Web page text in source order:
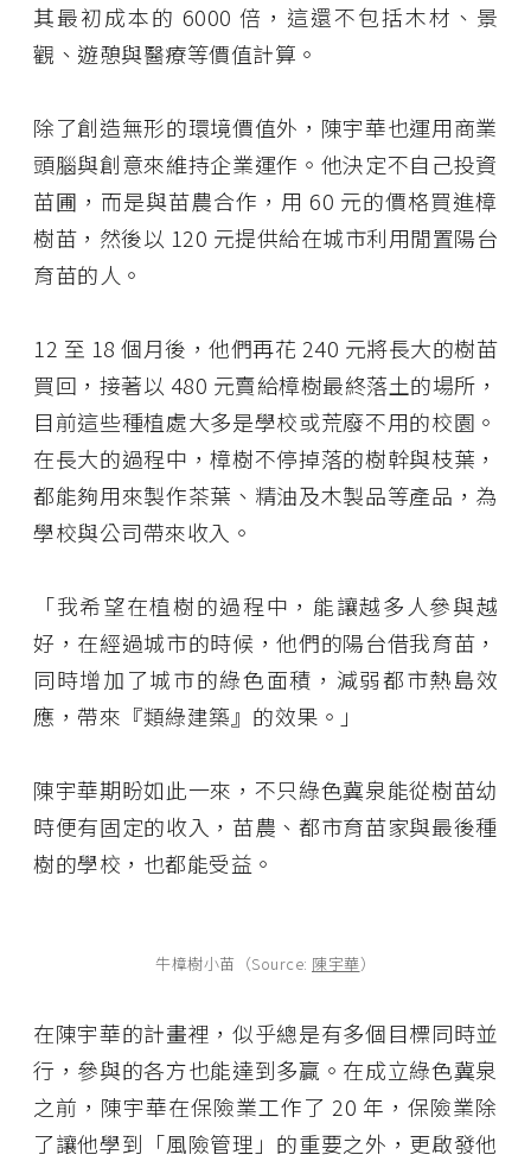
其最初成本的 6000 倍，這還不包括木材、景
觀、遊憩與醫療等價值計算。
除了創造無形的環境價值外，陳宇華也運用商業
頭腦與創意來維持企業運作。他決定不自己投資
苗圃，而是與苗農合作，用 60 元的價格買進樟
樹苗，然後以 120 元提供給在城市利用閒置陽台
育苗的人。
12 至 18 個月後，他們再花 240 元將長大的樹苗
買回，接著以 480 元賣給樟樹最終落土的場所，
目前這些種植處大多是學校或荒廢不用的校園。
在長大的過程中，樟樹不停掉落的樹幹與枝葉，
都能夠用來製作茶葉、精油及木製品等產品，為
學校與公司帶來收入。
「我希望在植樹的過程中，能讓越多人參與越
好，在經過城市的時候，他們的陽台借我育苗，
同時增加了城市的綠色面積，減弱都市熱島效
應，帶來『類綠建築』的效果。」
陳宇華期盼如此一來，不只綠色冀泉能從樹苗幼
時便有固定的收入，苗農、都市育苗家與最後種
樹的學校，也都能受益。
牛樟樹小苗（Source: 陳宇華）
在陳宇華的計畫裡，似乎總是有多個目標同時並
行，參與的各方也能達到多贏。在成立綠色冀泉
之前，陳宇華在保險業工作了 20 年，保險業除
了讓他學到「風險管理」的重要之外，更啟發他